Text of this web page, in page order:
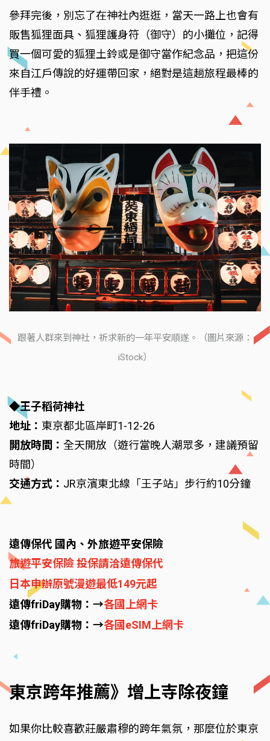
參拜完後，別忘了在神社內逛逛，當天一路上也會有
販售狐狸面具、狐狸護身符（御守）的小攤位，記得
買一個可愛的狐狸土鈴或是御守當作紀念品，把這份
來自江戶傳說的好運帶回家，絕對是這趟旅程最棒的
伴手禮。
跟著人群來到神社，祈求新的一年平安順遂。（圖片來源：
iStock）
◆王子稻荷神社
地址： 東京都北區岸町1-12-26
開放時間： 全天開放（遊行當晚人潮眾多，建議預留
時間）
交通方式： JR京濱東北線「王子站」步行約10分鐘
遠傳保代 國內、外旅遊平安保險
旅遊平安保險 投保請洽遠傳保代
日本申辦原號漫遊最低149元起
遠傳friDay購物：→各國上網卡
遠傳friDay購物：→各國eSIM上網卡
東京跨年推薦》增上寺除夜鐘
如果你比較喜歡莊嚴肅穆的跨年氣氛，那麼位於東京